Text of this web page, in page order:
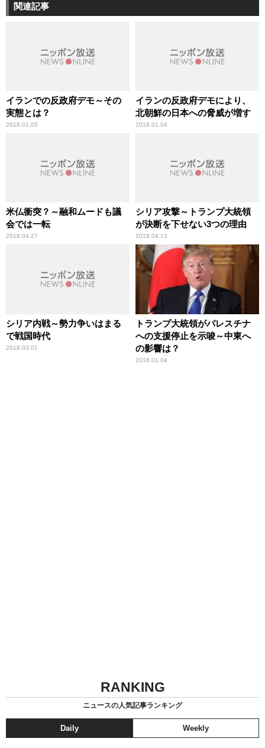
関連記事
イランでの反政府デモ～その
実態とは？
2018.01.05
イランの反政府デモにより、
北朝鮮の日本への脅威が増す
2018.01.04
米仏衝突？～融和ムードも議
会では一転
2018.04.27
シリア攻撃～トランプ大統領
が決断を下せない3つの理由
2018.04.13
シリア内戦～勢力争いはまる
で戦国時代
2018.03.01
トランプ大統領がパレスチナ
への支援停止を示唆～中東へ
の影響は？
2018.01.04
RANKING
ニュースの人気記事ランキング
Daily Weekly